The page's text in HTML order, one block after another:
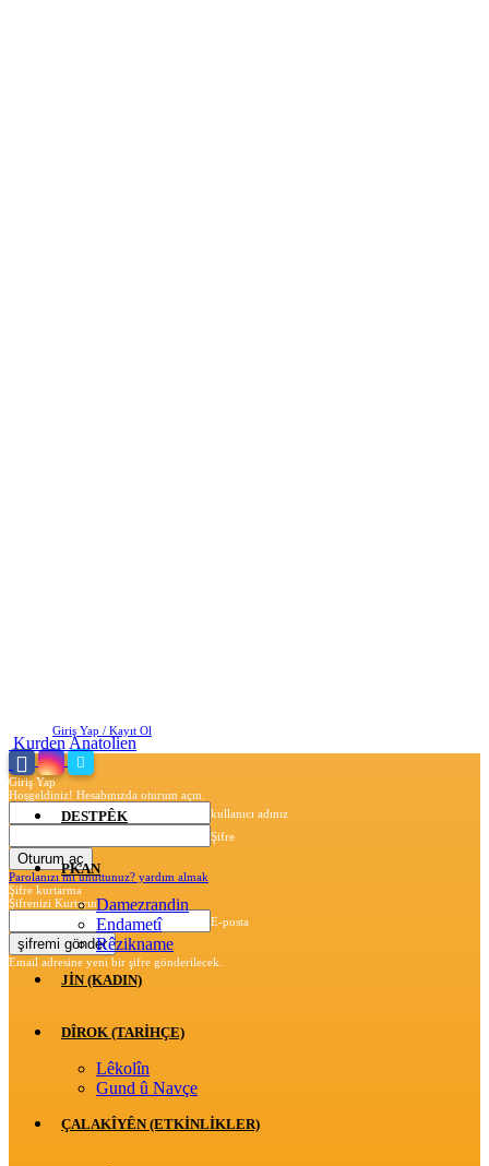
Giriş Yap / Kayıt Ol
Giriş Yap
Hoşgeldiniz! Hesabınızda oturum açın.
kullanıcı adınız
Şifre
Parolanızı mı unuttunuz? yardım almak
Şifre kurtarma
Şifrenizi Kurtarın
E-posta
Email adresine yeni bir şifre gönderilecek.
Kurden Anatolien
DESTPÊK
PKAN
Damezrandin
Endametî
Rêzikname
JİN (KADIN)
DÎROK (TARİHÇE)
Lêkolîn
Gund û Navçe
ÇALAKÎYÊN (ETKINLIKLER)